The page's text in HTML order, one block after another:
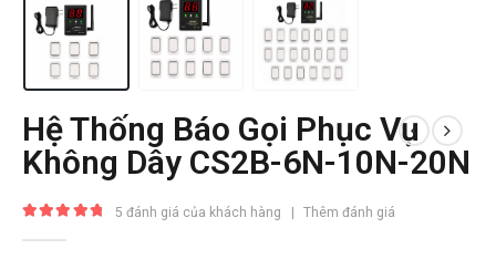
Hệ Thống Báo Gọi Phục Vụ
Không Dây CS2B-6N-10N-20N
5 đánh giá của khách hàng | Thêm đánh giá